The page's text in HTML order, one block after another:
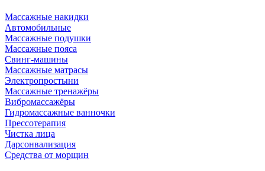
Массажные накидки
Автомобильные
Массажные подушки
Массажные пояса
Свинг-машины
Массажные матрасы
Электропростыни
Массажные тренажёры
Вибромассажёры
Гидромассажные ванночки
Прессотерапия
Чистка лица
Дарсонвализация
Средства от морщин